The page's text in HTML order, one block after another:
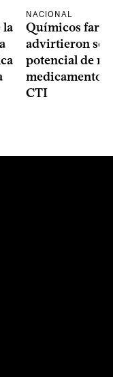
la
NACIONAL
Químicos
advirtieron
potencial de
medicamentos
CTI